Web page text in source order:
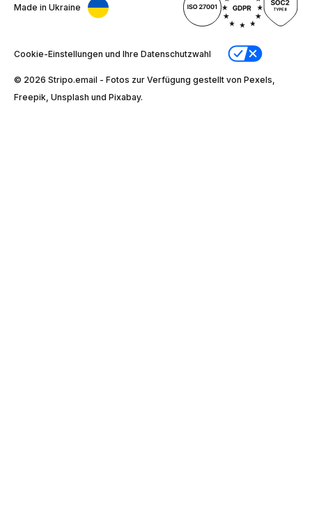
Made in Ukraine
Cookie-Einstellungen und Ihre Datenschutzwahl
© 2026 Stripо.email - Fotos zur Verfügung gestellt von Pexels,
Freepik, Unsplash und Pixabay.